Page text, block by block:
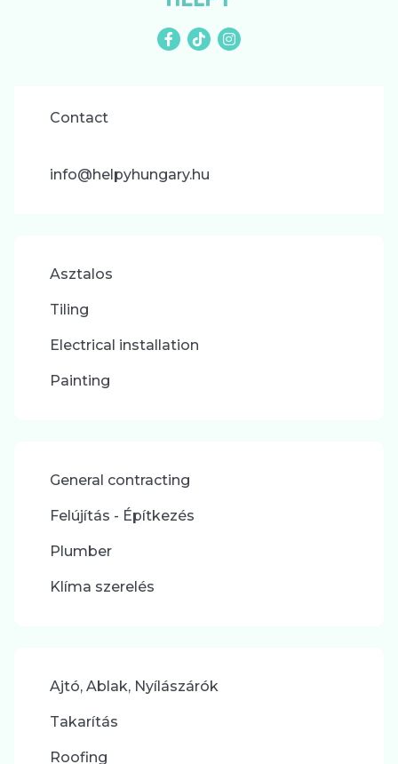
Contact
info@helpyhungary.hu
Asztalos
Tiling
Electrical installation
Painting
General contracting
Felújítás - Építkezés
Plumber
Klíma szerelés
Ajtó, Ablak, Nyílászárók
Takarítás
Roofing